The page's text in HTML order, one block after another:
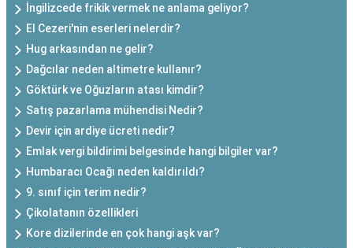
İngilizcede frikik vermek ne anlama geliyor?
El Cezeri'nin eserleri nelerdir?
Hug arkasından ne gelir?
Dağcılar neden altimetre kullanır?
Göktürk ve Oğuzların atası kimdir?
Satış pazarlama mühendisi Nedir?
Devir için ardiye ücreti nedir?
Emlak vergi bildirimi belgesinde hangi bilgiler var?
Humbaracı Ocağı neden kaldırıldı?
9. sınıf için terim nedir?
Çikolatanın özellikleri
Kore dizilerinde en çok hangi aşk var?